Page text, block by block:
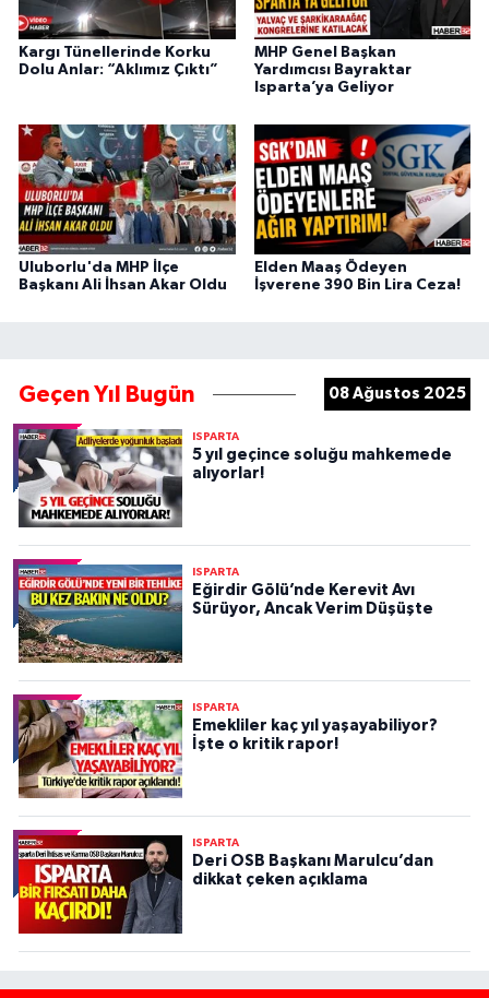
Kargı Tünellerinde Korku
Dolu Anlar: “Aklımız Çıktı”
MHP Genel Başkan
Yardımcısı Bayraktar
Isparta’ya Geliyor
Uluborlu'da MHP İlçe
Başkanı Ali İhsan Akar Oldu
Elden Maaş Ödeyen
İşverene 390 Bin Lira Ceza!
Geçen Yıl Bugün 08 Ağustos 2025
ISPARTA
5 yıl geçince soluğu mahkemede
alıyorlar!
ISPARTA
Eğirdir Gölü’nde Kerevit Avı
Sürüyor, Ancak Verim Düşüşte
ISPARTA
Emekliler kaç yıl yaşayabiliyor?
İşte o kritik rapor!
ISPARTA
Deri OSB Başkanı Marulcu’dan
dikkat çeken açıklama